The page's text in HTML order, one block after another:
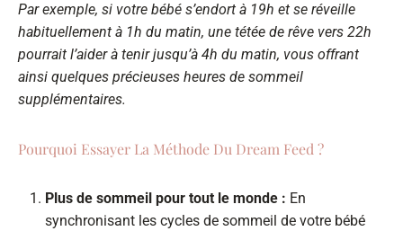
Par exemple, si votre bébé s’endort à 19h et se réveille
habituellement à 1h du matin, une tétée de rêve vers 22h
pourrait l’aider à tenir jusqu’à 4h du matin, vous offrant
ainsi quelques précieuses heures de sommeil
supplémentaires.
Pourquoi Essayer La Méthode Du Dream Feed ?
Plus de sommeil pour tout le monde : En
synchronisant les cycles de sommeil de votre bébé